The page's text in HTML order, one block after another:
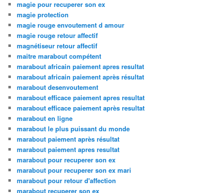
magie pour recuperer son ex
magie protection
magie rouge envoutement d amour
magie rouge retour affectif
magnétiseur retour affectif
maitre marabout compétent
marabout africain paiement apres resultat
marabout africain paiement après résultat
marabout desenvoutement
marabout efficace paiement apres resultat
marabout efficace paiement après resultat
marabout en ligne
marabout le plus puissant du monde
marabout paiement après résultat
marabout paiement apres resultat
marabout pour recuperer son ex
marabout pour recuperer son ex mari
marabout pour retour d'affection
marabout recuperer son ex